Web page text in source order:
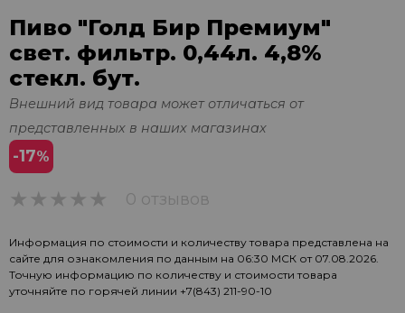
Пиво "Голд Бир Премиум"
свет. фильтр. 0,44л. 4,8%
стекл. бут.
Внешний вид товара может отличаться от
представленных в наших магазинах
-17%
0 отзывов
Информация по стоимости и количеству товара представлена на
сайте для ознакомления по данным на 06:30 МСК от 07.08.2026.
Точную информацию по количеству и стоимости товара
уточняйте по горячей линии +7(843) 211-90-10